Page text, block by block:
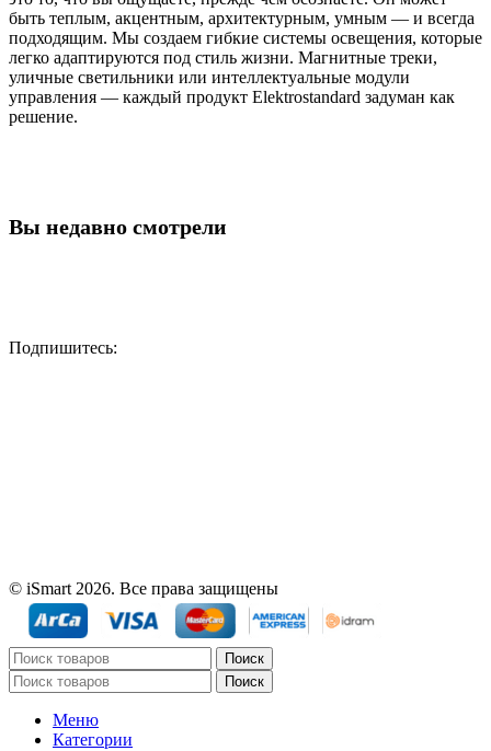
быть теплым, акцентным, архитектурным, умным — и всегда
подходящим. Мы создаем гибкие системы освещения, которые
легко адаптируются под стиль жизни. Магнитные треки,
уличные светильники или интеллектуальные модули
управления — каждый продукт Elektrostandard задуман как
решение.
Вы недавно смотрели
Подпишитесь:
© iSmart 2026. Все права защищены
Поиск
Поиск
Меню
Категории